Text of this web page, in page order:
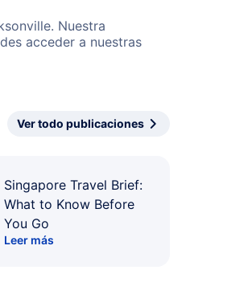
Nuestra
acceder a nuestras
Ver todo publicaciones
Singapore Travel Brief:
What to Know Before
You Go
Leer más